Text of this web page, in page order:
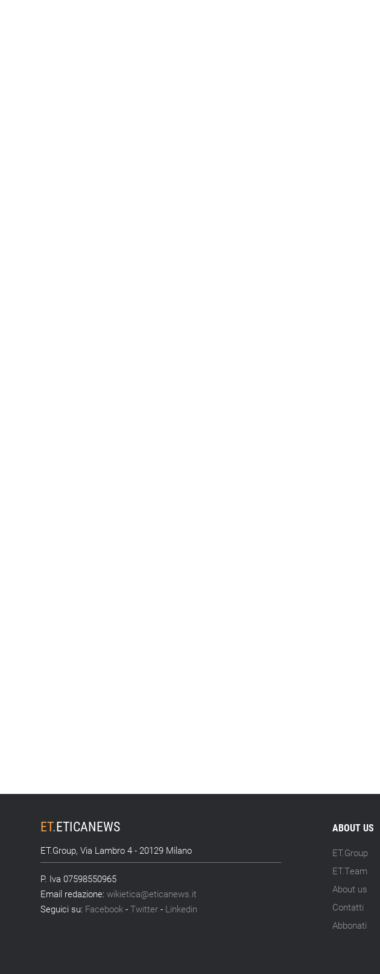
ET.ETICANEWS
ET.Group, Via Lambro 4 - 20129 Milano
P. Iva 07598550965
Email redazione:wikietica@eticanews.it
Seguici su: Facebook -Twitter - Linkedin
ABOUT US
ET.Group
ET.Team
About us
Contatti
Abbonati